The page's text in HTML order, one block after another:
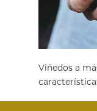
Viñedos a